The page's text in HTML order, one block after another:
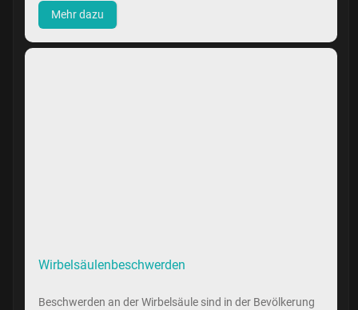
Mehr dazu
Wirbelsäulenbeschwerden
Beschwerden an der Wirbelsäule sind in der Bevölkerung